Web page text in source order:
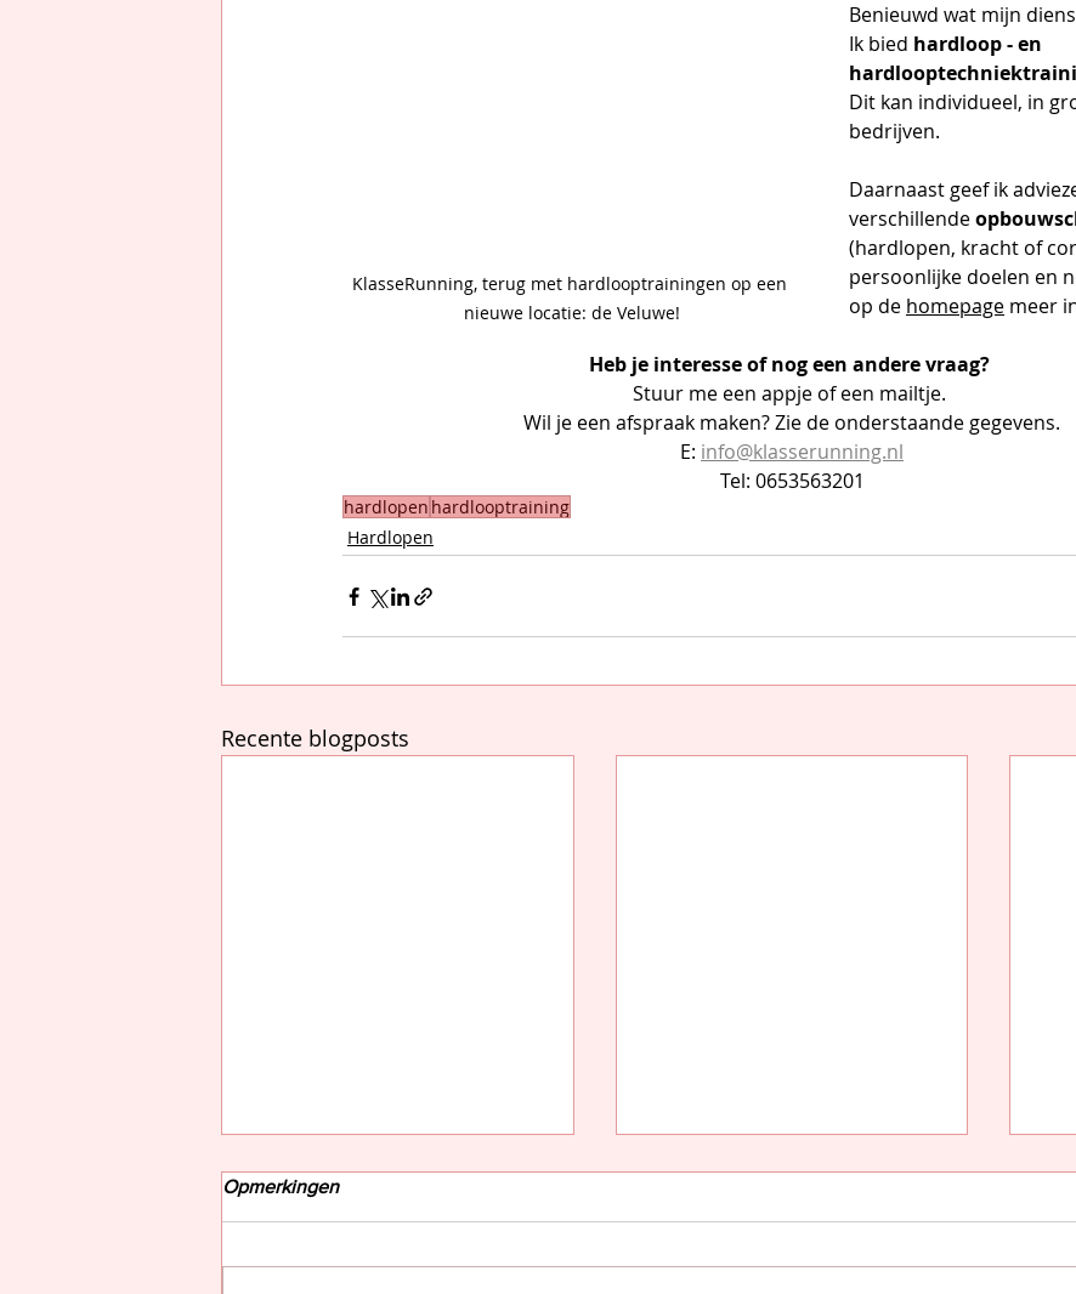
KlasseRunning, terug met hardlooptrainingen op een
nieuwe locatie: de Veluwe!
Benieuwd wat mijn
Ik bied hardloop - en
Dit kan individueel, in
bedrijven.
Daarnaast geef ik
verschillende
(hardlopen, kracht of
persoonlijke doelen en
op de homepage meer
Heb je interesse of nog een andere vraag?
Stuur me een appje of een mailtje.
Wil je een afspraak maken? Zie de onderstaande gegevens.
E: info@klasserunning.nl
Tel: 0653563201
hardlopen hardlooptraining
Hardlopen
Recente blogposts
Opmerkingen